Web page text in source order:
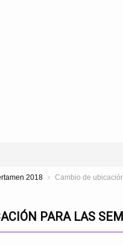
2018 Cambio de
PARA LAS